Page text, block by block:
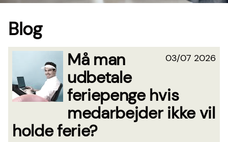
Blog
03/07 2026
Må man
udbetale
feriepenge hvis
medarbejder ikke vil
holde ferie?